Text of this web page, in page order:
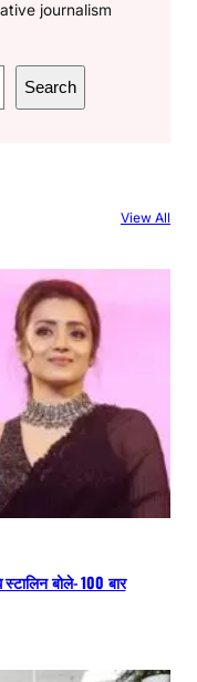
journalism
Search
View All
बोले- 100 बार